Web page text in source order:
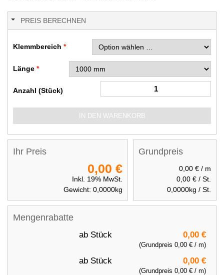
PREIS BERECHNEN
Klemmbereich
Länge
Anzahl (Stück)
IN DEN WARENKORB
Mengenrabatte
ab Stück 0,00 €
(Grundpreis 0,00 € / m)
ab Stück 0,00 €
(Grundpreis 0,00 € / m)
Grundpreis
0,00 €/ m
0,00 €/ St.
0,0000kg / St.
Ihr Preis
0,00 €
Inkl. 19% MwSt.
Gewicht: 0,0000kg